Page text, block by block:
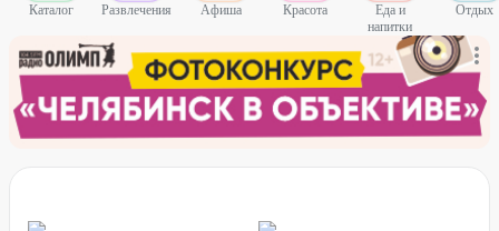
Каталог Развлечения Афиша Красота
Еда и
напитки
Отдых